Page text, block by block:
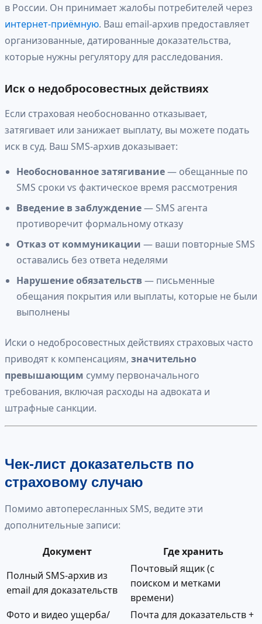
в России. Он принимает жалобы потребителей через
интернет-приёмную. Ваш email-архив предоставляет
организованные, датированные доказательства,
которые нужны регулятору для расследования.
Иск о недобросовестных действиях
Если страховая необоснованно отказывает,
затягивает или занижает выплату, вы можете подать
иск в суд. Ваш SMS-архив доказывает:
Необоснованное затягивание— обещанные по
SMS сроки vs фактическое время рассмотрения
Введение в заблуждение— SMS агента
противоречит формальному отказу
Отказ от коммуникации — ваши повторные SMS
оставались без ответа неделями
Нарушение обязательств— письменные
обещания покрытия или выплаты, которые не были
выполнены
Иски о недобросовестных действиях страховых часто
приводят к компенсациям, значительно
превышающим сумму первоначального
требования, включая расходы на адвоката и
штрафные санкции.
Чек-лист доказательств по
страховому случаю
Помимо автопересланных SMS, ведите эти
дополнительные записи:
Документ
Где хранить
Полный SMS-архив из
email для доказательств
Почтовый ящик (с
поиском и метками
времени)
Фото и видео ущерба/
Почта для доказательств +